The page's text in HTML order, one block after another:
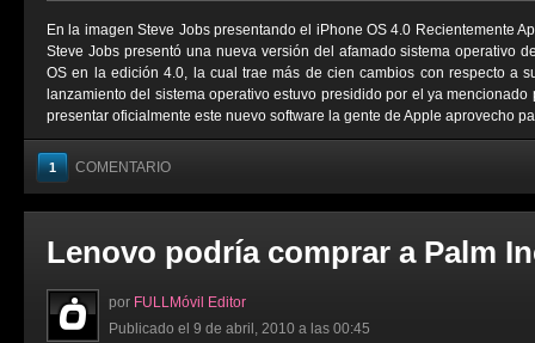
En la imagen Steve Jobs presentando el iPhone OS 4.0 Recientemente
Steve Jobs presentó una nueva versión del afamado sistema operativo
OS en la edición 4.0, la cual trae más de cien cambios con respecto a
lanzamiento del sistema operativo estuvo presidido por el ya mencionado
presentar oficialmente este nuevo software la gente de Apple aprovecho
1 COMENTARIO
Lenovo podría comprar a Palm
por FULLMóvil Editor
Publicado el 9 de abril, 2010 a las 00:45